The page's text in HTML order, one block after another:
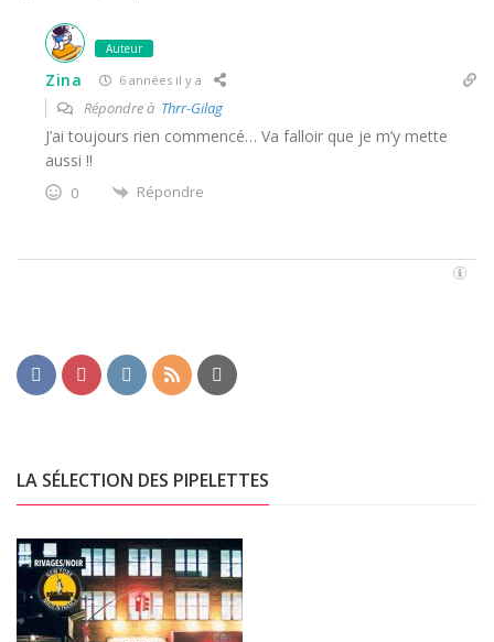
Auteur
Zina 6 années il y a
Répondre à Thrr-Gilag
J’ai toujours rien commencé… Va falloir que je m’y mette
aussi !!
0 Répondre
LA SÉLECTION DES PIPELETTES